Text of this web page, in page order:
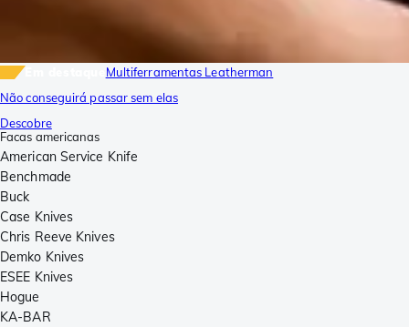
Multiferramentas Leatherman
Não conseguirá passar sem elas
Descobre
Facas americanas
American Service Knife
Benchmade
Buck
Case Knives
Chris Reeve Knives
Demko Knives
ESEE Knives
Hogue
KA-BAR